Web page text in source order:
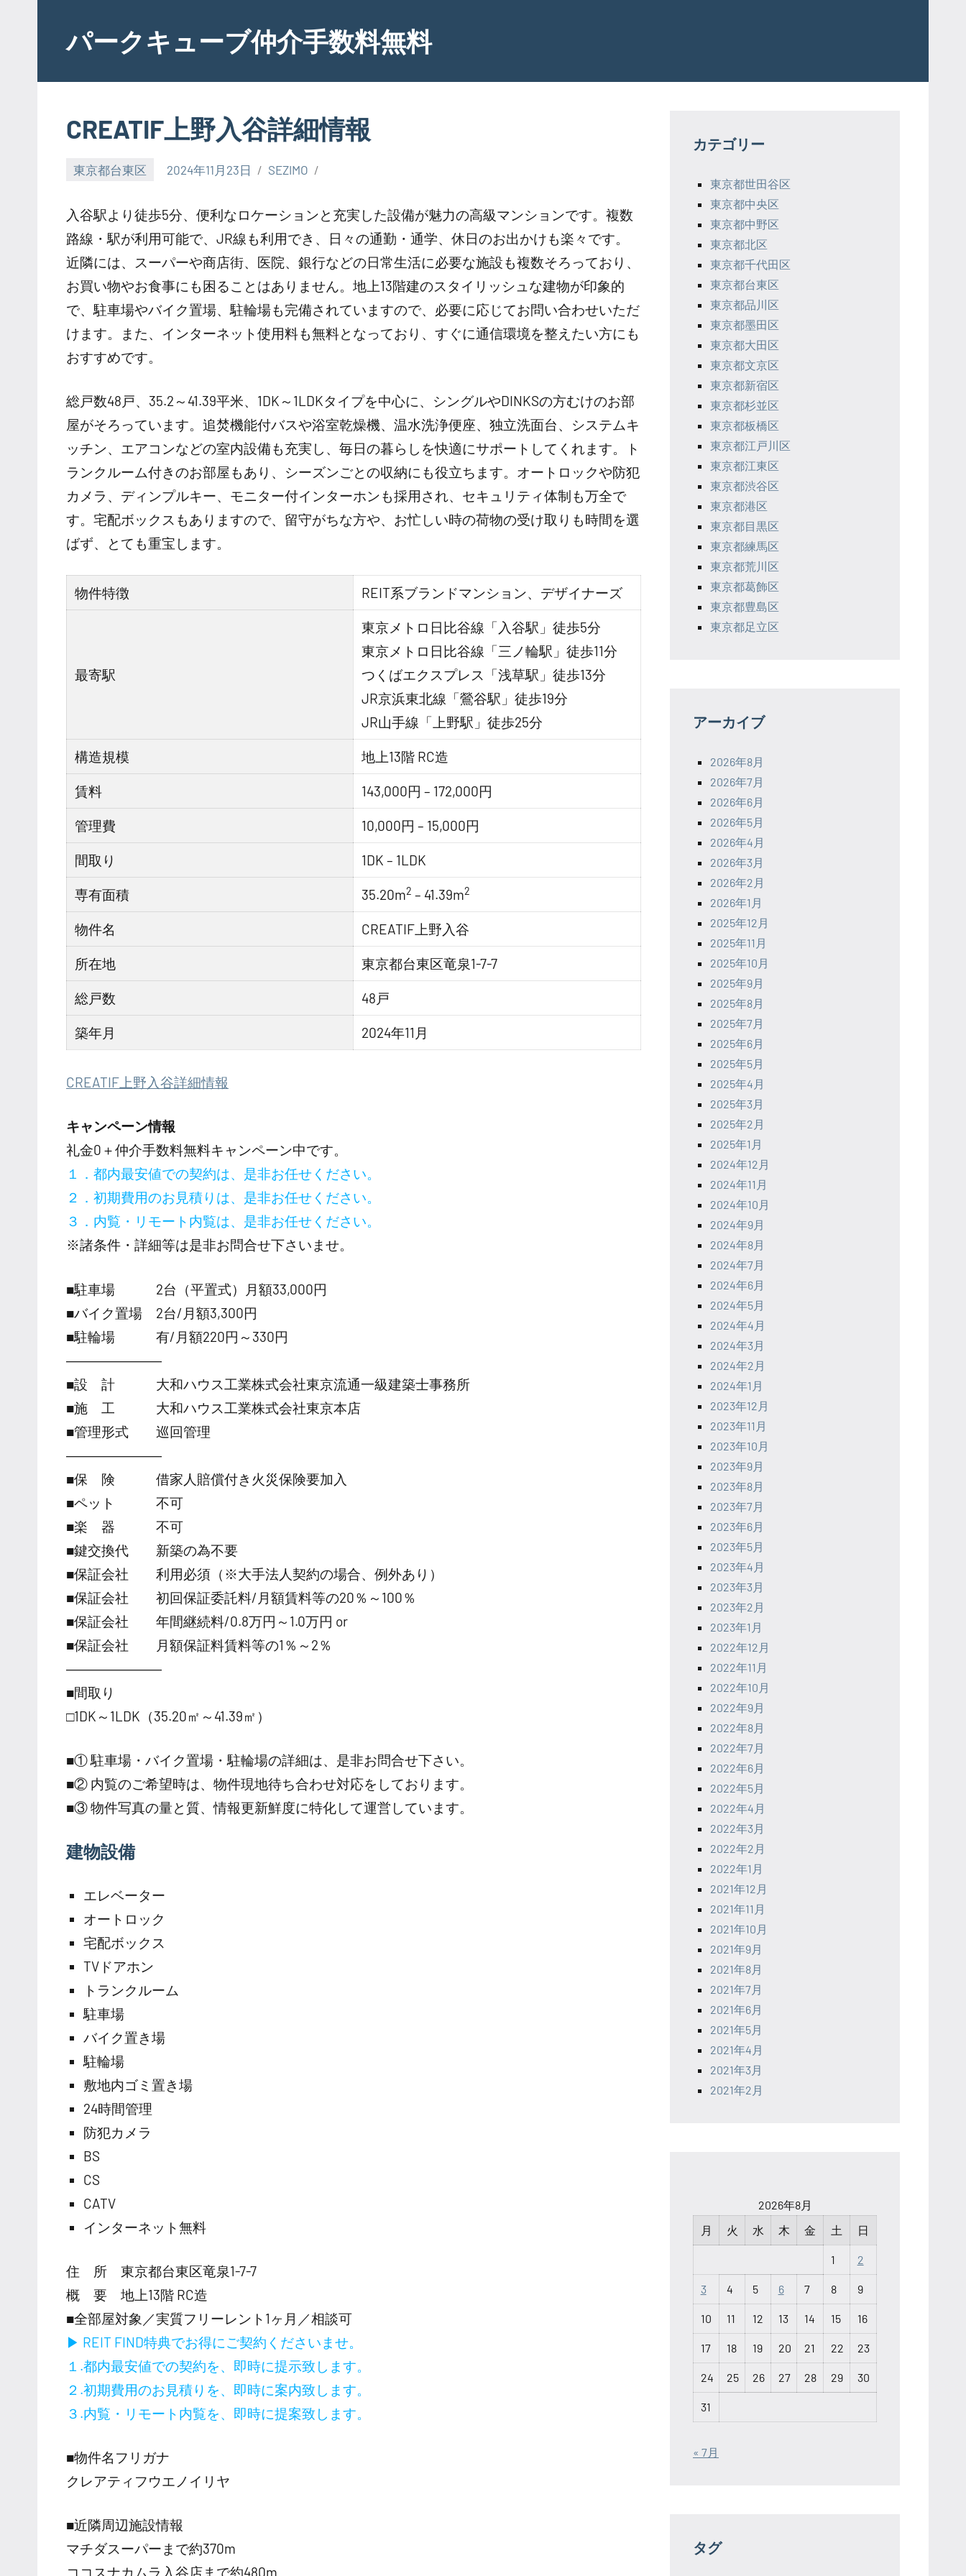
contentパークキューブ仲介手数料無料
CREATIF上野入谷詳細情報
東京都台東区 2024年11月23日 SEZIMO
入谷駅より徒歩5分、便利なロケーションと充実した設備が魅力の高級マンションです。複数
路線・駅が利用可能で、JR線も利用でき、日々の通勤・通学、休日のお出かけも楽々です。
近隣には、スーパーや商店街、医院、銀行などの日常生活に必要な施設も複数そろっており、
お買い物やお食事にも困ることはありません。地上13階建のスタイリッシュな建物が印象的
で、駐車場やバイク置場、駐輪場も完備されていますので、必要に応じてお問い合わせいただ
けます。また、インターネット使用料も無料となっており、すぐに通信環境を整えたい方にも
おすすめです。
総戸数48戸、35.2～41.39平米、1DK～1LDKタイプを中心に、シングルやDINKSの方むけのお部
屋がそろっています。追焚機能付バスや浴室乾燥機、温水洗浄便座、独立洗面台、システムキ
ッチン、エアコンなどの室内設備も充実し、毎日の暮らしを快適にサポートしてくれます。ト
ランクルーム付きのお部屋もあり、シーズンごとの収納にも役立ちます。オートロックや防犯
カメラ、ディンプルキー、モニター付インターホンも採用され、セキュリティ体制も万全で
す。宅配ボックスもありますので、留守がちな方や、お忙しい時の荷物の受け取りも時間を選
ばず、とても重宝します。
物件特徴 REIT系ブランドマンション、デザイナーズ
最寄駅
東京メトロ日比谷線「入谷駅」徒歩5分
東京メトロ日比谷線「三ノ輪駅」徒歩11分
つくばエクスプレス「浅草駅」徒歩13分
JR京浜東北線「鶯谷駅」徒歩19分
JR山手線「上野駅」徒歩25分
構造規模 地上13階 RC造
賃料 143,000円 – 172,000円
管理費 10,000円 – 15,000円
間取り 1DK – 1LDK
専有面積 35.20m2 – 41.39m2
物件名 CREATIF上野入谷
所在地 東京都台東区竜泉1-7-7
総戸数 48戸
築年月 2024年11月
CREATIF上野入谷詳細情報
キャンペーン情報
礼金0 ＋仲介手数料無料キャンペーン中です。
１．都内最安値での契約は、是非お任せください。
２．初期費用のお見積りは、是非お任せください。
３．内覧・リモート内覧は、是非お任せください。
※諸条件・詳細等は是非お問合せ下さいませ。
■駐車場 2台（平置式）月額33,000円
■バイク置場 2台/月額3,300円
■駐輪場 有/月額220円～330円
―――――――
■設 計 大和ハウス工業株式会社東京流通一級建築士事務所
■施 工 大和ハウス工業株式会社東京本店
■管理形式 巡回管理
―――――――
■保 険 借家人賠償付き火災保険要加入
■ペット 不可
■楽 器 不可
■鍵交換代 新築の為不要
■保証会社 利用必須（※大手法人契約の場合、例外あり）
■保証会社 初回保証委託料/月額賃料等の20％～100％
■保証会社 年間継続料/0.8万円～1.0万円 or
■保証会社 月額保証料賃料等の1％～2％
―――――――
■間取り
□1DK～1LDK（35.20㎡～41.39㎡）
■① 駐車場・バイク置場・駐輪場の詳細は、是非お問合せ下さい。
■② 内覧のご希望時は、物件現地待ち合わせ対応をしております。
■③ 物件写真の量と質、情報更新鮮度に特化して運営しています。
建物設備
エレベーター
オートロック
宅配ボックス
TVドアホン
トランクルーム
駐車場
バイク置き場
駐輪場
敷地内ゴミ置き場
24時間管理
防犯カメラ
BS
CS
CATV
インターネット無料
住 所 東京都台東区竜泉1-7-7
概 要 地上13階 RC造
■全部屋対象／実質フリーレント1ヶ月／相談可
▶ REIT FIND特典でお得にご契約くださいませ。
１.都内最安値での契約を、即時に提示致します。
２.初期費用のお見積りを、即時に案内致します。
３.内覧・リモート内覧を、即時に提案致します。
■物件名フリガナ
クレアティフウエノイリヤ
■近隣周辺施設情報
マチダスーパーまで約370m
ココスナカムラ入谷店まで約480m
カテゴリー
東京都世田谷区
東京都中央区
東京都中野区
東京都北区
東京都千代田区
東京都台東区
東京都品川区
東京都墨田区
東京都大田区
東京都文京区
東京都新宿区
東京都杉並区
東京都板橋区
東京都江戸川区
東京都江東区
東京都渋谷区
東京都港区
東京都目黒区
東京都練馬区
東京都荒川区
東京都葛飾区
東京都豊島区
東京都足立区
アーカイブ
2026年8月
2026年7月
2026年6月
2026年5月
2026年4月
2026年3月
2026年2月
2026年1月
2025年12月
2025年11月
2025年10月
2025年9月
2025年8月
2025年7月
2025年6月
2025年5月
2025年4月
2025年3月
2025年2月
2025年1月
2024年12月
2024年11月
2024年10月
2024年9月
2024年8月
2024年7月
2024年6月
2024年5月
2024年4月
2024年3月
2024年2月
2024年1月
2023年12月
2023年11月
2023年10月
2023年9月
2023年8月
2023年7月
2023年6月
2023年5月
2023年4月
2023年3月
2023年2月
2023年1月
2022年12月
2022年11月
2022年10月
2022年9月
2022年8月
2022年7月
2022年6月
2022年5月
2022年4月
2022年3月
2022年2月
2022年1月
2021年12月
2021年11月
2021年10月
2021年9月
2021年8月
2021年7月
2021年6月
2021年5月
2021年4月
2021年3月
2021年2月
2026年8月
月
火 水 木 金 土 日
1 2
3 4 5 6 7 8 9
10 11 12 13 14 15 16
17 18 19 20 21 22 23
24 25 26 27 28 29 30
31
« 7月
タグ